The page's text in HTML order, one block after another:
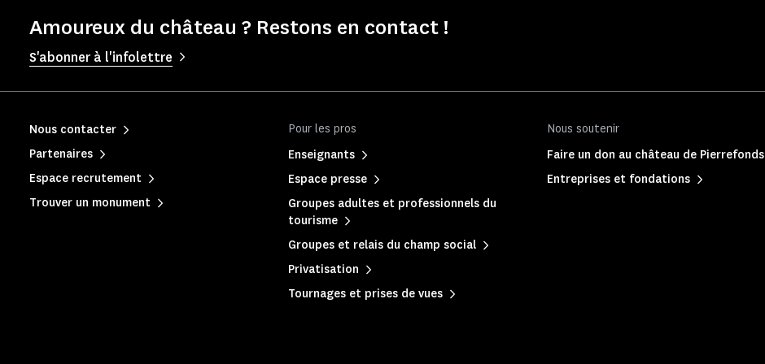
Amoureux du château ? Restons en contact !
S'abonner à l'infolettre
Pour les pros
Enseignants
Espace presse
Groupes adultes et professionnels du
tourisme
Groupes et relais du champ social
Privatisation
Tournages et prises de vues
Nous soutenir
Faire un don au château de Pierrefonds
Entreprises et fondations
Nous contacter
Partenaires
Espace recrutement
Trouver un monument